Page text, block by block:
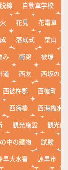
脱線 自動車学校
花見 花電車
落成式 葉山
み 衝突 被爆
道 西友
西坂の丘
西彼杵郡 西彼町
西海橋
西海橋水
観光施設
観光船
中の建物 試験
早大水害 諫早市